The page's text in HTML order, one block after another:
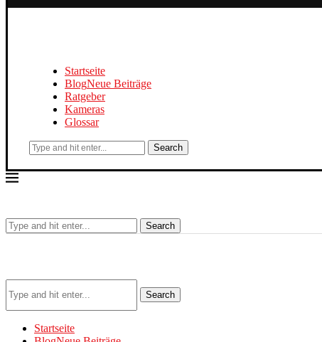
Startseite
BlogNeue Beiträge
Ratgeber
Kameras
Glossar
Search
Search
Search
Startseite